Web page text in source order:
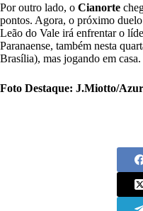
Por outro lado, o Cianorte
pontos. Agora, o próximo
Leão do Vale irá enfrentar o
Paranaense, também nesta
Brasília), mas jogando em casa.
Foto Destaque: J.Miotto/